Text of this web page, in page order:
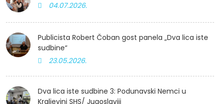
04.07.2026.
Publicista Robert Čoban gost panela „Dva lica iste
sudbine“
23.05.2026.
Dva lica iste sudbine 3: Podunavski Nemci u
Kraljevini SHS/ Jugoslaviji